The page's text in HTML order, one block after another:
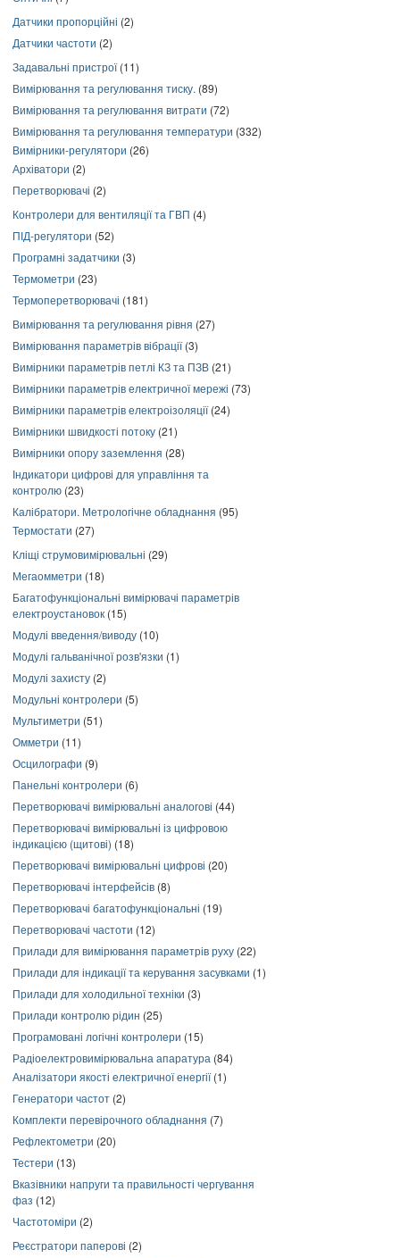
Датчики пропорційні (2)
Датчики частоти (2)
Задавальні пристрої(11)
Вимірювання та регулювання тиску. (89)
Вимірювання та регулювання витрати (72)
Вимірювання та регулювання температури (332)
Вимірники-регулятори (26)
Архіватори (2)
Перетворювачі (2)
Контролери для вентиляції та ГВП (4)
ПІД-регулятори (52)
Програмні задатчики (3)
Термометри (23)
Термоперетворювачі (181)
Вимірювання та регулювання рівня (27)
Вимірювання параметрів вібрації(3)
Вимірники параметрів петлі КЗ та ПЗВ (21)
Вимірники параметрів електричної мережі (73)
Вимірники параметрів електроізоляції(24)
Вимірники швидкості потоку (21)
Вимірники опору заземлення (28)
Індикатори цифрові для управління та
контролю (23)
Калібратори. Метрологічне обладнання (95)
Термостати (27)
Кліщі струмовимірювальні (29)
Мегаомметри (18)
Багатофункціональні вимірювачі параметрів
електроустановок (15)
Модулі введення/виводу (10)
Модулі гальванічної розв'язки (1)
Модулі захисту (2)
Модульні контролери (5)
Мультиметри (51)
Омметри (11)
Осцилографи (9)
Панельні контролери (6)
Перетворювачі вимірювальні аналогові (44)
Перетворювачі вимірювальні із цифровою
індикацією (щитові) (18)
Перетворювачі вимірювальні цифрові (20)
Перетворювачі інтерфейсів (8)
Перетворювачі багатофункціональні (19)
Перетворювачі частоти (12)
Прилади для вимірювання параметрів руху (22)
Прилади для індикації та керування засувками (1)
Прилади для холодильної техніки (3)
Прилади контролю рідин (25)
Програмовані логічні контролери (15)
Радіоелектровимірювальна апаратура (84)
Аналізатори якості електричної енергії(1)
Генератори частот (2)
Комплекти перевірочного обладнання (7)
Рефлектометри (20)
Тестери (13)
Вказівники напруги та правильності чергування
фаз (12)
Частотоміри (2)
Реєстратори паперові (2)